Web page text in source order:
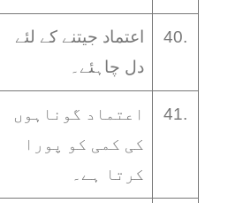
اعتماد جیتنے کے لئے
دل چاہئے۔
40.
اعتماد گوناہوں
کی کمی کو پورا
کرتا ہے۔
41.